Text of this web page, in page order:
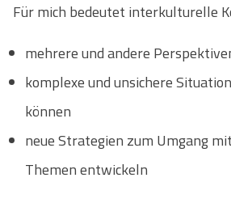
Für mich bedeutet interkulturelle
mehrere und andere
komplexe und unsichere
können
neue Strategien zum Umgang
Themen entwickeln